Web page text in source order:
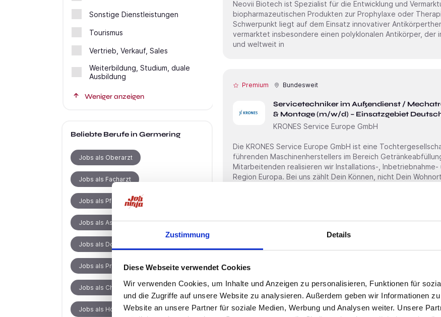
Zustimmung Details
Diese Webseite verwendet Cookies
Wir verwenden Cookies, um Inhalte und Anzeigen zu personalisieren, Funktionen für
und die Zugriffe auf unsere Website zu analysieren. Außerdem geben wir Informationen
Website an unsere Partner für soziale Medien, Werbung und Analysen weiter. Unsere
Neovii Biotech ist Spezialist für die Entwicklung und
biopharmazeutischen Produkten zur Prophylaxe oder
Schwerpunkt liegt auf dem Einsatz innovativer
vermarktet insbesondere einen polyklonalen Antikörper, der
und weltweit in
Premium Bundesweit
Servicetechniker im Außendienst /
& Montage (m/w/d) – Einsatzgebiet
KRONES Service Europe GmbH
Die KRONES Service Europe GmbH ist eine
führenden Maschinen­herstellers im Bereich
Mitarbei­tenden realisieren wir Installations-,
Region Europa. Bei uns zählt Dein Können, nicht Dein Wohnort!Wenn Du Technik im Blut hast und als
Servicetechniker im Außendienst /
Die KRONES Service Europe GmbH ist eine
führenden Maschinen­herstellers im Bereich
Mitarbei­tenden realisieren wir Installations-,
Sonstige Dienstleistungen
Tourismus
Vertrieb, Verkauf, Sales
Weiterbildung, Studium, duale
Ausbildung
Weniger anzeigen
Beliebte Berufein Germering
Jobs als Oberarzt
Jobs als Facharzt
Jobs als Pflegefachkraft
Jobs als Assistenzarzt
Jobs als Dozent
Jobs als Produktionsmitarbeiter
Jobs als Chefarzt
Jobs als Hörakustikermeister